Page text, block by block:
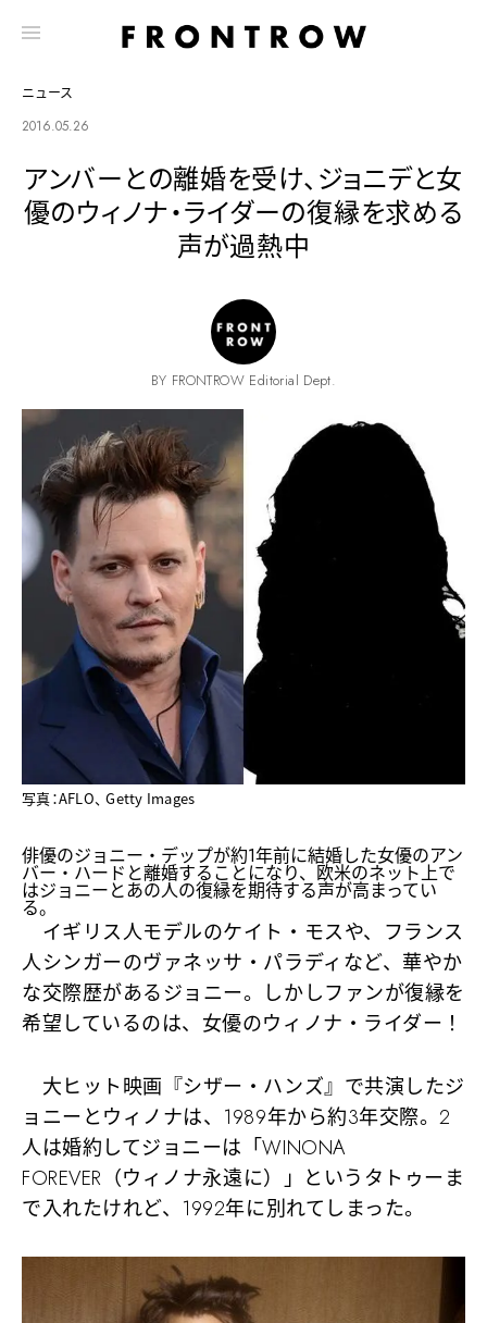
ニュース
2016.05.26
アンバーとの離婚を受け、ジョニデと女
優のウィノナ・ライダーの復縁を求める
声が過熱中
BY FRONTROW Editorial Dept.
写真：AFLO、 Getty Images
俳優のジョニー・デップが約1年前に結婚した女優のアン
バー・ハードと離婚することになり、欧米のネット上で
はジョニーとあの人の復縁を期待する声が高まってい
る。
イギリス人モデルのケイト・モスや、フランス
人シンガーのヴァネッサ・パラディなど、華やか
な交際歴があるジョニー。しかしファンが復縁を
希望しているのは、女優のウィノナ・ライダー！
大ヒット映画『シザー・ハンズ』で共演したジ
ョニーとウィノナは、1989年から約3年交際。2
人は婚約してジョニーは「WINONA
FOREVER（ウィノナ永遠に）」というタトゥーま
で入れたけれど、1992年に別れてしまった。